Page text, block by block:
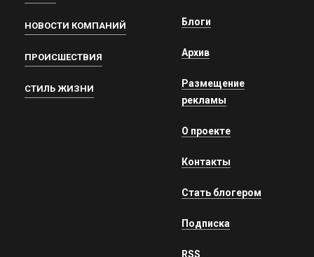
НОВОСТИ КОМПАНИЙ
ПРОИСШЕСТВИЯ
СТИЛЬ ЖИЗНИ
Блоги
Архив
Размещение
рекламы
О проекте
Контакты
Стать блогером
Подписка
RSS